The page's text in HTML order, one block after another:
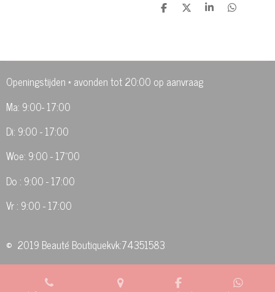
D D S D
Openingstijden * avonden tot 20:00 op aanvraag
Ma: 9:00- 17:00
Di: 9:00 - 17:00
Woe: 9:00 - 17"00
Do : 9:00 - 17:00
Vr : 9:00 - 17:00
© 2019 Beauté Boutiquekvk:74351583